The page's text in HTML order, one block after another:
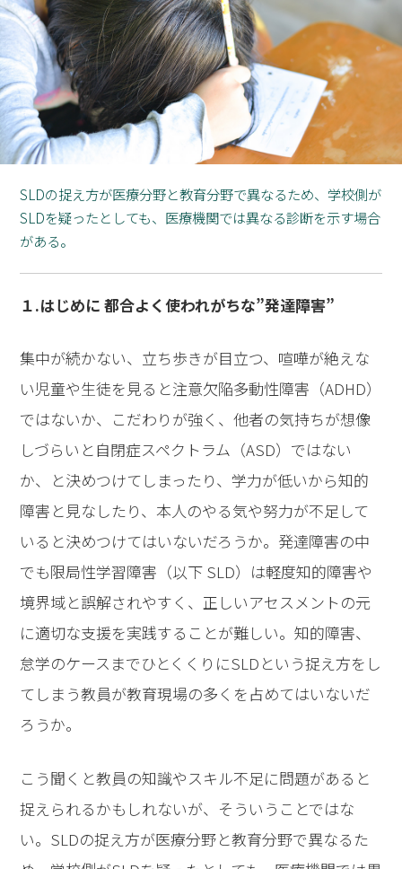
SLDの捉え方が医療分野と教育分野で異なるため、学校側が
SLDを疑ったとしても、医療機関では異なる診断を示す場合
がある。
１.はじめに 都合よく使われがちな”発達障害”
集中が続かない、立ち歩きが目立つ、喧嘩が絶えな
い児童や生徒を見ると注意欠陥多動性障害（ADHD）
ではないか、こだわりが強く、他者の気持ちが想像
しづらいと自閉症スペクトラム（ASD）ではない
か、と決めつけてしまったり、学力が低いから知的
障害と見なしたり、本人のやる気や努力が不足して
いると決めつけてはいないだろうか。発達障害の中
でも限局性学習障害（以下 SLD）は軽度知的障害や
境界域と誤解されやすく、正しいアセスメントの元
に適切な支援を実践することが難しい。知的障害、
怠学のケースまでひとくくりにSLDという捉え方をし
てしまう教員が教育現場の多くを占めてはいないだ
ろうか。
こう聞くと教員の知識やスキル不足に問題があると
捉えられるかもしれないが、そういうことではな
い。SLDの捉え方が医療分野と教育分野で異なるた